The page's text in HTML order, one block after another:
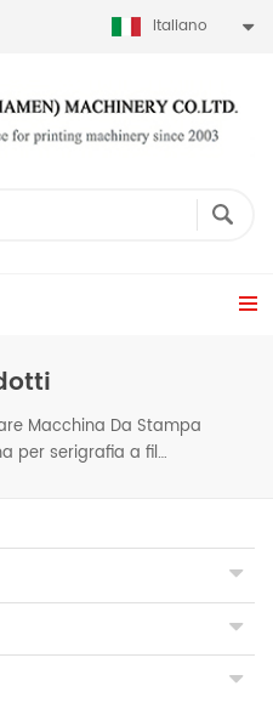
Italiano
Macchina Da Stampa
Macchina per serigrafia a film PET